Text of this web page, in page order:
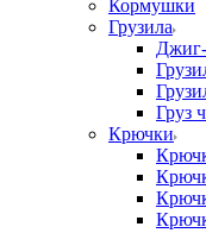
Кормушки
Грузила
Груз
Крючки